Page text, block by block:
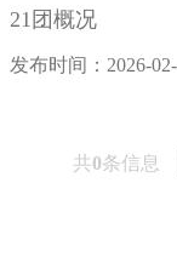
21团概况
发布时间：2026-
共0条信息